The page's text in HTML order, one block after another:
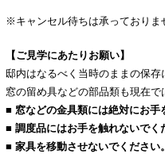
※キャンセル待ちは承っておりま
【ご見学にあたりお願い】
邸内はなるべく当時のままの保存
窓の留め具などの部品類も現在で
■ 窓などの金具類には絶対にお手
■ 調度品にはお手を触れないでく
■ 家具を移動させないでください。